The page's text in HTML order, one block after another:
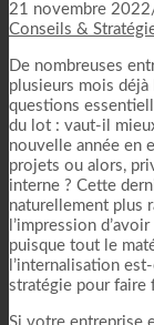
21 novembre 2022
Conseils &
De nombreuses
plusieurs mois déjà
questions
du lot : vaut-il
nouvelle année en
projets ou alors,
interne ? Cette
naturellement plus
l’impression
puisque tout le
l’internalisation
stratégie pour faire